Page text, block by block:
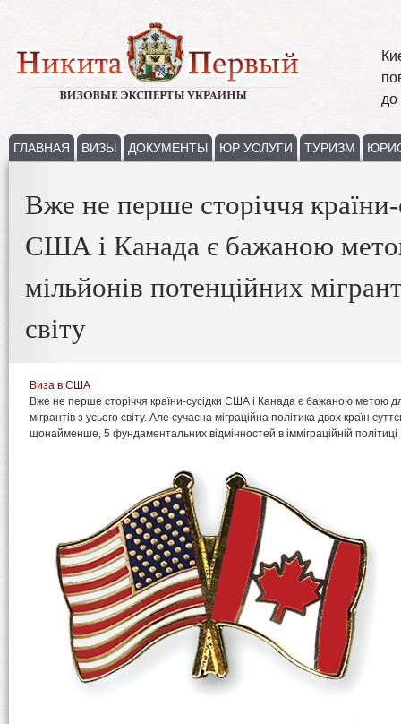
до
ГЛАВНАЯ ВИЗЫ ДОКУМЕНТЫ ЮР УСЛУГИ ТУРИЗМ
Вже не перше сторіччя країни-
США і Канада є бажаною
мільйонів потенційних
світу
Виза в США
Вже не перше сторіччя країни-сусідки США і Канада є бажаною метою
мігрантів з усього світу. Але сучасна міграційна політика двох країн
щонайменше, 5 фундаментальних відмінностей в імміграційній